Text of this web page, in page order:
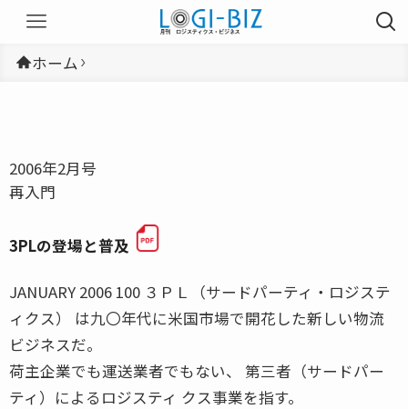
ホーム
2006年2月号
再入門
3PLの登場と普及
JANUARY 2006 100 ３ＰＬ（サードパーティ・ロジステ
ィクス） は九〇年代に米国市場で開花した新しい物流
ビジネスだ。
荷主企業でも運送業者でもない、 第三者（サードパー
ティ）によるロジスティ クス事業を指す。